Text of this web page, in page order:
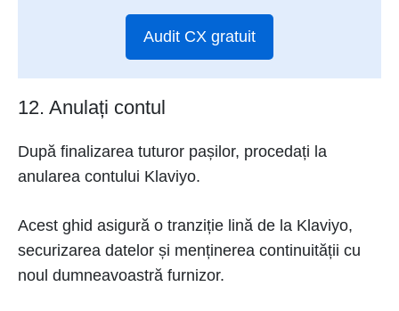
Audit CX gratuit
12. Anulați contul
După finalizarea tuturor pașilor, procedați la
anularea contului Klaviyo.
Acest ghid asigură o tranziție lină de la Klaviyo,
securizarea datelor și menținerea continuității cu
noul dumneavoastră furnizor.